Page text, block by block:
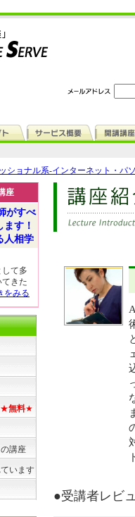
ショナル系-インターネット・パ
座
がすべ
す！
人相学
て多
てきた
をみる
★無料★
講座
います
●受講者レビ